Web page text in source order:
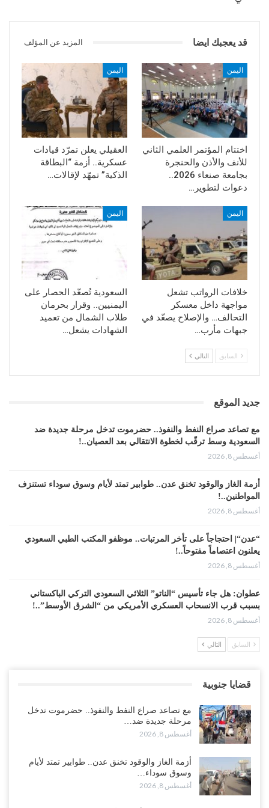
قد يعجبك ايضا المزيد عن المؤلف
اليمن
اختتام المؤتمر العلمي الثاني
للأنف والأذن والحنجرة
بجامعة صنعاء 2026..
دعوات لتطوير…
اليمن
العقيلي يعلن تمرّد قيادات
عسكرية.. أزمة “البطاقة
الذكية” تمهّد لإقالات…
اليمن
خلافات الرواتب تشعل
مواجهة داخل معسكر
التحالف… والإصلاح يصعّد في
جبهات مأرب…
اليمن
السعودية تُصعّد الحصار على
اليمنيين.. وقرار بحرمان
طلاب الشمال من تعميد
الشهادات يشعل…
السابق التالي
جديد الموقع
مع تصاعد صراع النفط والنفوذ.. حضرموت تدخل مرحلة جديدة ضد
السعودية وسط ترقّب لخطوة الانتقالي بعد العصيان..!
أغسطس 8, 2026
أزمة الغاز والوقود تخنق عدن.. طوابير تمتد لأيام وسوق سوداء تستنزف
المواطنين..!
أغسطس 8, 2026
“عدن“| احتجاجاً على تأخر المرتبات.. موظفو المكتب الطبي السعودي
يعلنون اعتصاماً مفتوحاً..!
أغسطس 8, 2026
عطوان: هل جاء تأسيس “الناتو” الثلاثي السعودي التركي الباكستاني
بسبب قرب الانسحاب العسكري الأمريكي من “الشرق الأوسط”..!
أغسطس 8, 2026
من حضرموت إلى عدن.. الانتقالي يصعّد ضد السعودية بعصيان مدني
إسكات الصوت الحضرمي..!
أغسطس 8, 2026
المحافظ الجنيدي يحذر من خطورة المخططات السعودية على ابناء
الجنوب..!
أغسطس 8, 2026
السابق التالي
قضايا جنوبية
مع تصاعد صراع النفط والنفوذ.. حضرموت تدخل
مرحلة جديدة ضد…
أغسطس 8, 2026
أزمة الغاز والوقود تخنق عدن.. طوابير تمتد لأيام
وسوق سوداء…
أغسطس 8, 2026